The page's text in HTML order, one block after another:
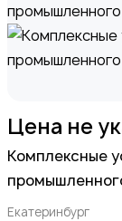
Цена не
Комплексные
Екатеринбург